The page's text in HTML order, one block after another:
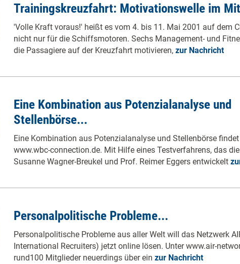
Trainingskreuzfahrt: Motivationswelle im
'Volle Kraft voraus!' heißt es vom 4. bis 11. Mai 2001 auf dem
nicht nur für die Schiffsmotoren. Sechs Management- und
die Passagiere auf der Kreuzfahrt motivieren, zur Nachricht
Eine Kombination aus Potenzialanalyse und
Stellenbörse...
Eine Kombination aus Potenzialanalyse und Stellenbörse
www.wbc-connection.de. Mit Hilfe eines Testverfahrens, das
Susanne Wagner-Breukel und Prof. Reimer Eggers entwickelt
Personalpolitische Probleme...
Personalpolitische Probleme aus aller Welt will das Netzwerk
International Recruiters) jetzt online lösen. Unter www.air-
rund100 Mitglieder neuerdings über ein zur Nachricht